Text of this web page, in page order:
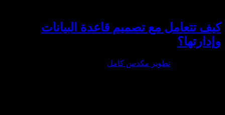
كيف تتعامل مع تصميم قاعدة البيانات
وإدارتها؟
تطوير مكدس كامل|